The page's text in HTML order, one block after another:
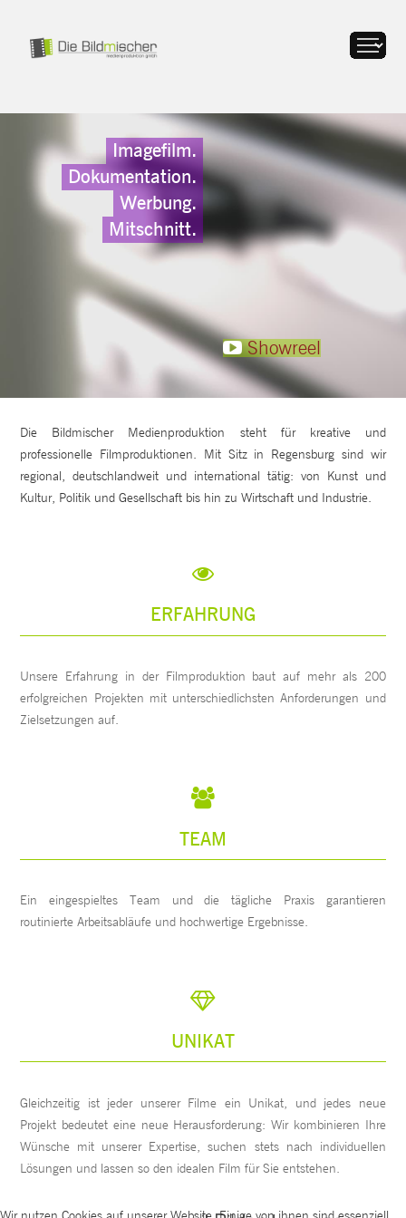
Imagefilm.
Dokumentation.
Werbung.
Mitschnitt.
Showreel
Die Bildmischer Medienproduktion steht für kreative und
professionelle Filmproduktionen. Mit Sitz in Regensburg sind wir
regional, deutschlandweit und international tätig: von Kunst und
Kultur, Politik und Gesellschaft bis hin zu Wirtschaft und Industrie.
ERFAHRUNG
Unsere Erfahrung in der Filmproduktion baut auf mehr als 200
erfolgreichen Projekten mit unterschiedlichsten Anforderungen und
Zielsetzungen auf.
TEAM
Ein eingespieltes Team und die tägliche Praxis garantieren
routinierte Arbeitsabläufe und hochwertige Ergebnisse.
UNIKAT
Gleichzeitig ist jeder unserer Filme ein Unikat, und jedes neue
Projekt bedeutet eine neue Herausforderung: Wir kombinieren Ihre
Wünsche mit unserer Expertise, suchen stets nach individuellen
Lösungen und lassen so den idealen Film für Sie entstehen.